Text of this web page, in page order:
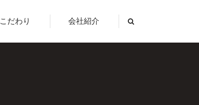
こだわり 会社紹介